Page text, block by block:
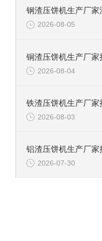
2026-08-05
2026-08-04
2026-08-03
2026-07-30